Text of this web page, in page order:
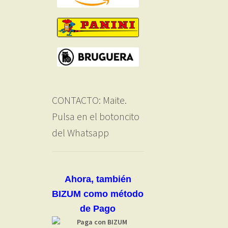
CONTACTO: Maite.
Pulsa en el botoncito
del Whatsapp
Ahora, también
BIZUM como método
de Pago